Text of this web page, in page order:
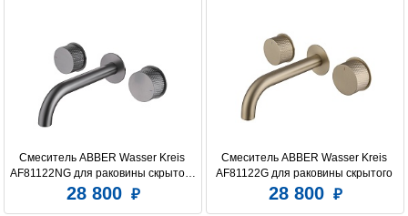
Смеситель ABBER Wasser Kreis
AF81122NG для раковины скрытого
монтажа, никель
28 800
Смеситель ABBER Wasser Kreis
AF81122G для раковины скрытого
монтажа, золото матовое
28 800